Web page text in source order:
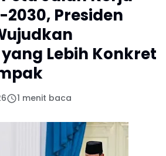
2030, Presiden
Lebih Konkret
1 menit baca